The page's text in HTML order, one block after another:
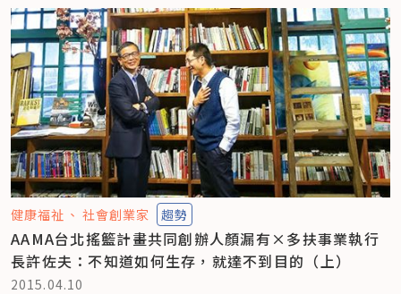
健康福祉 社會創業家 趨勢
AAMA台北搖籃計畫共同創辦人顏漏有×多扶事業執行
長許佐夫：不知道如何生存，就達不到目的（上）
2015.04.10